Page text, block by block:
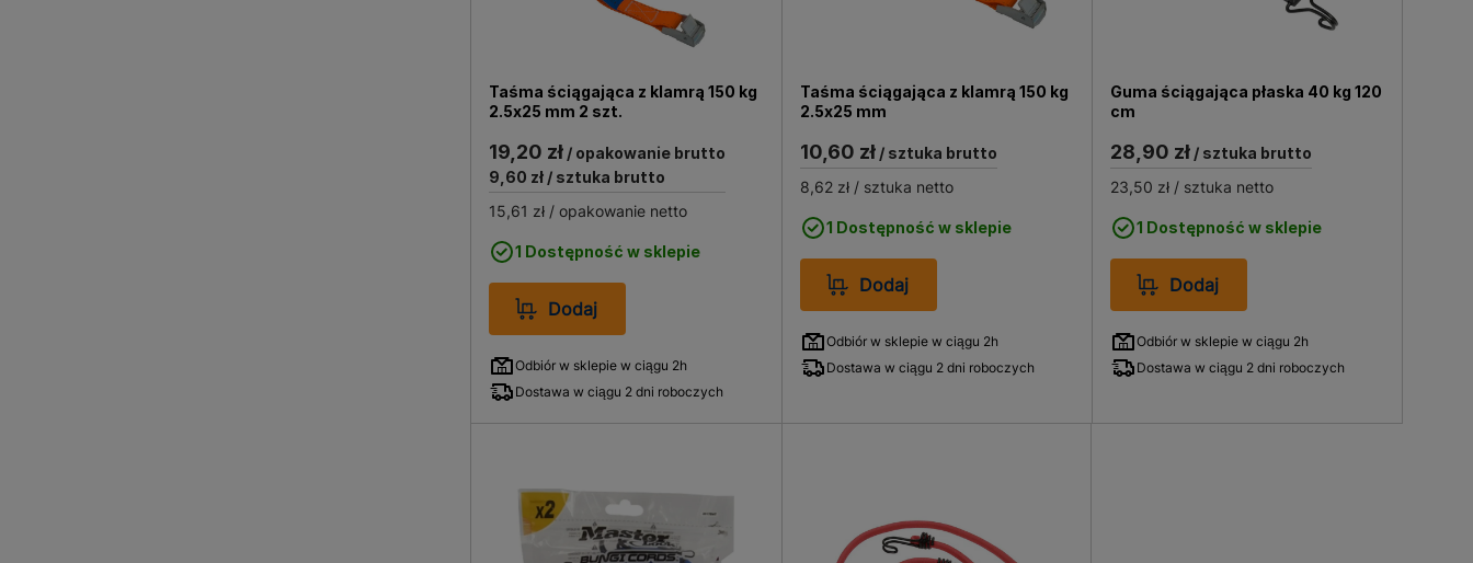
Taśma ściągająca z klamrą 150 kg
2.5x25 mm 2 szt.
19,20 zł/ opakowanie brutto
9,60 zł/ sztuka brutto
15,61 zł/ opakowanie netto
1 Dostępność w sklepie
Dodaj
Odbiór w sklepie w ciągu 2h
Dostawa w ciągu 2 dni roboczych
Taśma ściągająca z klamrą 150 kg
2.5x25 mm
10,60 zł/ sztuka brutto
8,62 zł/ sztuka netto
1 Dostępność w sklepie
Dodaj
Odbiór w sklepie w ciągu 2h
Dostawa w ciągu 2 dni roboczych
Guma ściągająca płaska 40 kg 120
cm
28,90 zł / sztuka brutto
23,50 zł / sztuka netto
1 Dostępność w sklepie
Dodaj
Odbiór w sklepie w ciągu 2h
Dostawa w ciągu 2 dni roboczych